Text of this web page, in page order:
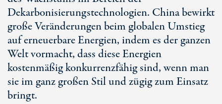
Dekarbonisierungstechnologien. China bewirkt
große Veränderungen beim globalen Umstieg
auf erneuerbare Energien, indem es der ganzen
Welt vormacht, dass diese Energien
kostenmäßig konkurrenzfähig sind, wenn man
sie im ganz großen Stil und zügig zum Einsatz
bringt.